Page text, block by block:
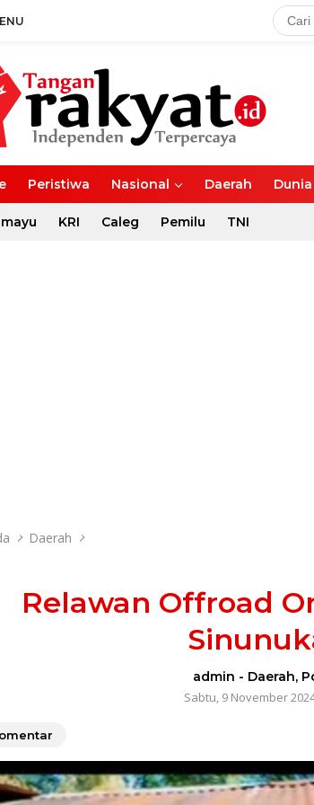
Peristiwa Nasional Daerah Dunia
KRI Caleg Pemilu TNI
Daerah
Relawan Offroad
admin - Daerah,
Sabtu, 9 November